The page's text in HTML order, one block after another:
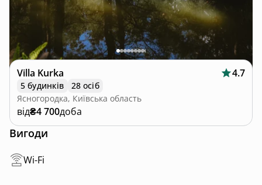
Villa Kurka 4.7
5 будинків
28 осіб
Ясногородка, Київська область
від₴4 700доба
Вигоди
Wi-Fi